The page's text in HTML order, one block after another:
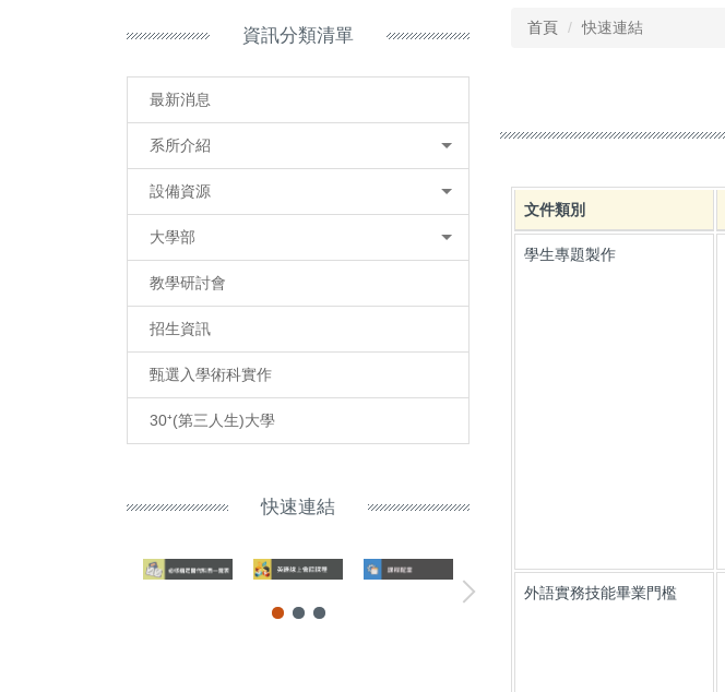
資訊分類清單
最新消息
系所介紹
設備資源
大學部
教學研討會
招生資訊
甄選入學術科實作
30⁺(第三人生)大學
快速連結
首頁 快速連結
文件類別
學生專題製作
外語實務技能畢業門檻